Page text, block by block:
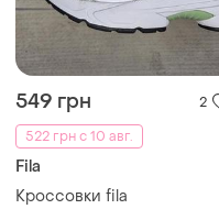
549 грн
2
522 грн с 10 авг.
Fila
Кроссовки fila